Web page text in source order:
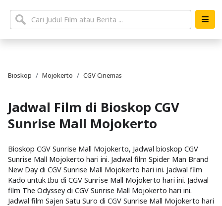
Bioskop Mojokerto CGV Cinemas
Jadwal Film di Bioskop CGV
Sunrise Mall Mojokerto
Bioskop CGV Sunrise Mall Mojokerto, Jadwal bioskop CGV
Sunrise Mall Mojokerto hari ini. Jadwal film Spider Man Brand
New Day di CGV Sunrise Mall Mojokerto hari ini. Jadwal film
Kado untuk Ibu di CGV Sunrise Mall Mojokerto hari ini. Jadwal
film The Odyssey di CGV Sunrise Mall Mojokerto hari ini.
Jadwal film Sajen Satu Suro di CGV Sunrise Mall Mojokerto hari